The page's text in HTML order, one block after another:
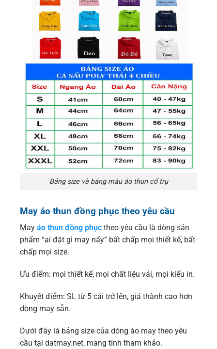
Bảng size và bảng màu áo thun cổ trụ
May áo thun đồng phục theo yêu cầu
May áo thun đồng phụctheo yêu cầu là dòng sản
phẩm “ai đặt gì may nấy” bất chấp mọi thiết kế, bất
chấp mọi size.
Ưu điểm: mọi thiết kế, mọi chất liệu vải, mọi kiểu in.
Khuyết điểm: SL từ 5 cái trở lên, giá thành cao hơn
dòng may sẵn.
Dưới đây là bảng size của dòng áo may theo yêu
cầu tại datmay.net, mang tính tham khảo.